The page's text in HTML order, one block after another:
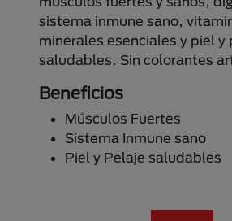
sistema inmune sano,
minerales esenciales y piel y
saludables. Sin colorantes
Beneficios
Músculos Fuertes
Sistema Inmune sano
Piel y Pelaje saludables